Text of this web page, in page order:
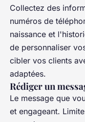
Collectez des
numéros de
naissance et
de personnaliser
cibler vos clients
adaptées.
Rédiger un
Le message que
et engageant.